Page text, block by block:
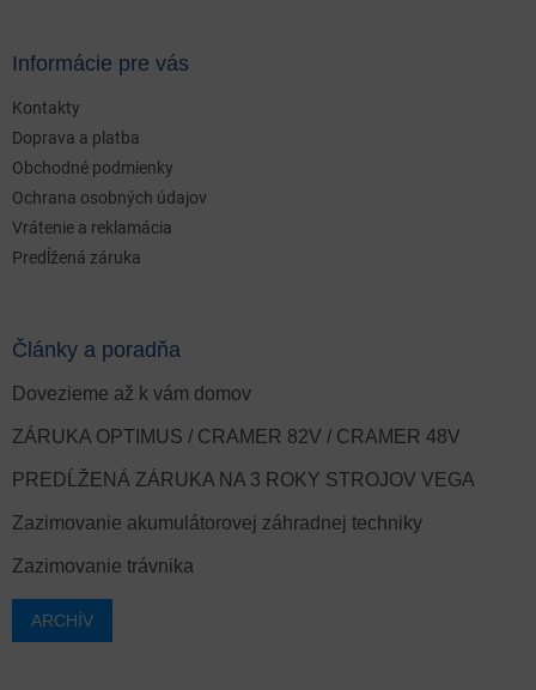
Informácie pre vás
Kontakty
Doprava a platba
Obchodné podmienky
Ochrana osobných údajov
Vrátenie a reklamácia
Predĺžená záruka
Články a poradňa
Dovezieme až k vám domov
ZÁRUKA OPTIMUS / CRAMER 82V / CRAMER 48V
PREDĹŽENÁ ZÁRUKA NA 3 ROKY STROJOV VEGA
Zazimovanie akumulátorovej záhradnej techniky
Zazimovanie trávnika
ARCHÍV